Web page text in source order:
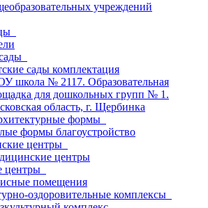
учреждений
сады комплектация
школа № 2117. Образовательная
для дошкольных групп № 1.
область, г. Щербинка
формы
формы благоустройство
центры
центры
центры
помещения
оздоровительные комплексы